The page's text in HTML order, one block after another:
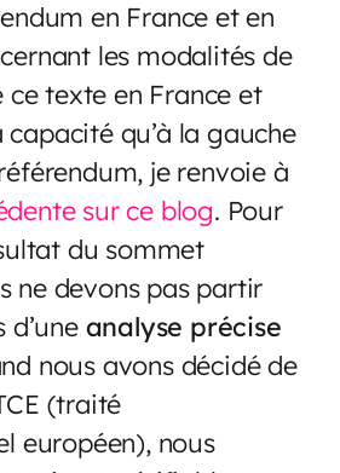
en France et en
les modalités de
texte en France et
qu’à la gauche
je renvoie à
sur ce blog. Pour
du sommet
ne devons pas partir
d’une analyse précise
nous avons décidé de
(traité
européen), nous